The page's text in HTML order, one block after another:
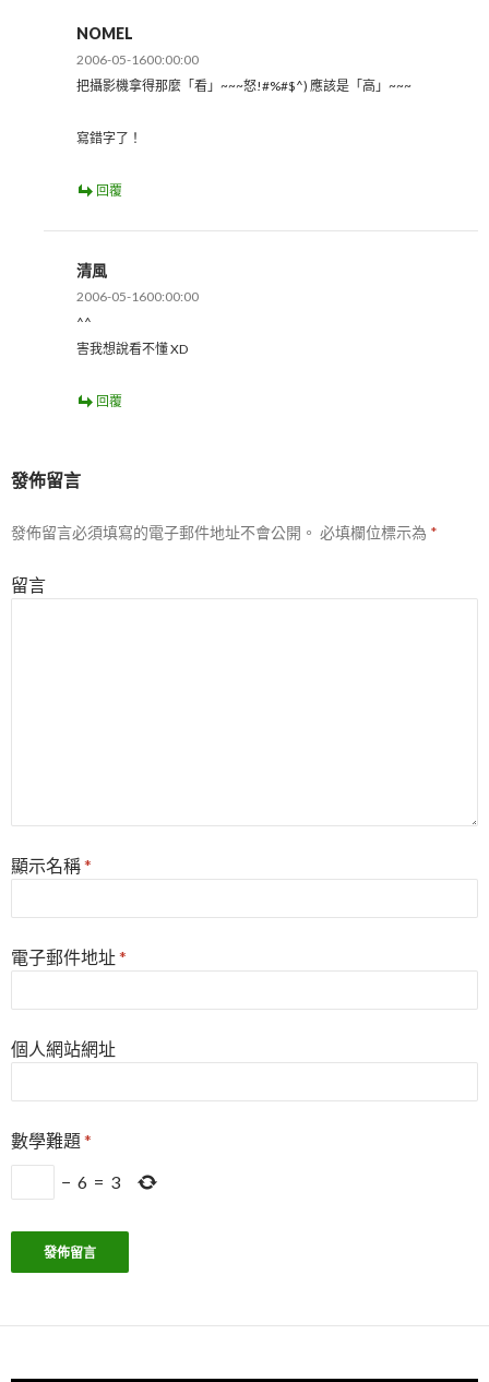
NOMEL
2006-05-1600:00:00
把攝影機拿得那麼「看」~~~怒!#%#$^) 應該是「高」~~~
寫錯字了！
回覆
清風
2006-05-1600:00:00
^^
害我想說看不懂 XD
回覆
發佈留言
發佈留言必須填寫的電子郵件地址不會公開。 必填欄位標示為 *
留言
顯示名稱*
電子郵件地址*
個人網站網址
數學難題*
− 6 = 3